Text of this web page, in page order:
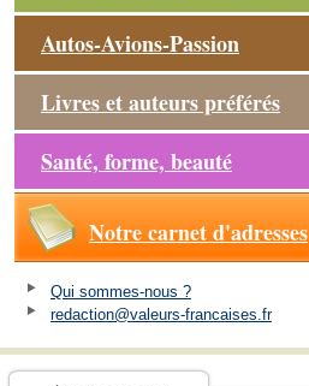
Autos-Avions-Passion
Livres et auteurs préférés
Santé, forme, beauté
Notre carnet d'adresses
Qui sommes-nous ?
redaction@valeurs-francaises.fr